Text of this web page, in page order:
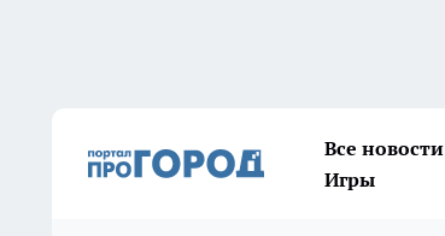
Все новости
Игры